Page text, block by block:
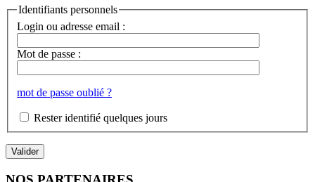
Identifiants personnels
Login ou adresse email :
Mot de passe :
mot de passe oublié ?
Rester identifié quelques jours